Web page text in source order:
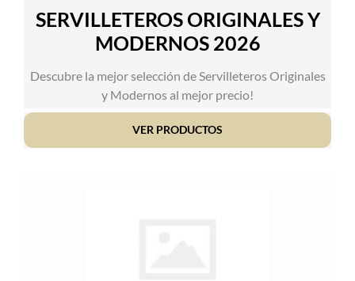
SERVILLETEROS ORIGINALES Y
MODERNOS 2026
Descubre la mejor selección de Servilleteros Originales
y Modernos al mejor precio!
VER PRODUCTOS